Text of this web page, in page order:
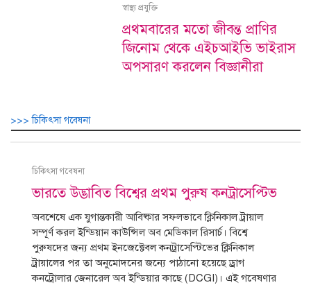
স্বাস্থ্য প্রযুক্তি
প্রথমবারের মতো জীবন্ত প্রাণির
জিনোম থেকে এইচআইভি ভাইরাস
অপসারণ করলেন বিজ্ঞানীরা
>>> চিকিৎসা গবেষনা
চিকিৎসা গবেষনা
ভারতে উদ্ভাবিত বিশ্বের প্রথম পুরুষ কনট্রাসেপ্টিভ
অবশেষে এক যুগান্তকারী আবিষ্কার সফলভাবে ক্লিনিকাল ট্রায়াল
সম্পূর্ণ করল ইন্ডিয়ান কাউন্সিল অব মেডিকাল রিসার্চ। বিশ্বে
পুরুষদের জন্য প্রথম ইনজেক্টেবল কনট্রাসেপ্টিভের ক্লিনিকাল
ট্রায়ালের পর তা অনুমোদনের জন্যে পাঠানো হয়েছে ড্রাগ
কনট্রোলার জেনারেল অব ইন্ডিয়ার কাছে (DCGI)। এই গবেষণার